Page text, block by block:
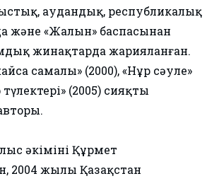
аудандық, республикалық
және «Жалын» баспасынан
жинақтарда жарияланған.
самалы» (2000), «Нұр сәуле»
түлектері» (2005) сияқты
әкімінің Құрмет
2004 жылы Қазақстан